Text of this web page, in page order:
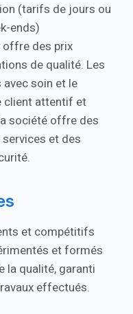
(tarifs de jours ou
ends)
offre des prix
de qualité. Les
soin et le
client attentif et
société offre des
et des
et compétitifs
et formés
la qualité, garanti
effectués.